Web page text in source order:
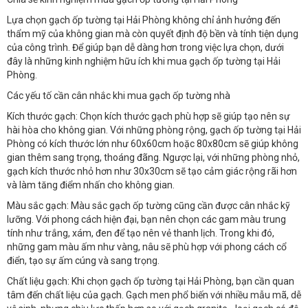
Lựa chọn gạch ốp tường tại Hải Phòng không chỉ ảnh hưởng đến
thẩm mỹ của không gian mà còn quyết định độ bền và tính tiện dụng
của công trình. Để giúp bạn dễ dàng hơn trong việc lựa chọn, dưới
đây là những kinh nghiệm hữu ích khi mua gạch ốp tường tại Hải
Phòng.
Các yếu tố cần cân nhắc khi mua gạch ốp tường nhà
Kích thước gạch: Chọn kích thước gạch phù hợp sẽ giúp tạo nên sự
hài hòa cho không gian. Với những phòng rộng, gạch ốp tường tại Hải
Phòng có kích thước lớn như 60x60cm hoặc 80x80cm sẽ giúp không
gian thêm sang trọng, thoáng đãng. Ngược lại, với những phòng nhỏ,
gạch kích thước nhỏ hơn như 30x30cm sẽ tạo cảm giác rộng rãi hơn
và làm tăng điểm nhấn cho không gian.
Màu sắc gạch: Màu sắc gạch ốp tường cũng cần được cân nhắc kỹ
lưỡng. Với phong cách hiện đại, bạn nên chọn các gam màu trung
tính như trắng, xám, đen để tạo nên vẻ thanh lịch. Trong khi đó,
những gam màu ấm như vàng, nâu sẽ phù hợp với phong cách cổ
điển, tạo sự ấm cúng và sang trọng.
Chất liệu gạch: Khi chọn gạch ốp tường tại Hải Phòng, bạn cần quan
tâm đến chất liệu của gạch. Gạch men phổ biến với nhiều mẫu mã, dễ